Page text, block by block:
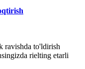
ravishda to'ldirish
rielting etarli